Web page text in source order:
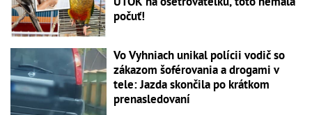
počuť!
Vo Vyhniach unikal polícii vodič so
zákazom šoférovania a drogami v
tele: Jazda skončila po krátkom
prenasledovaní